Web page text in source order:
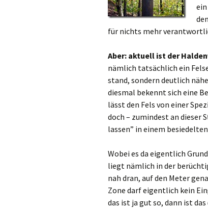
für nichts mehr
Aber: aktuell ist der
nämlich tatsächlich ein
stand, sondern deutlich
diesmal bekennt sich eine
lässt den Fels von einer
doch – zumindest an dieser
lassen” in einem
Wobei es da eigentlich
liegt nämlich in der
nah dran, auf den Meter
Zone darf eigentlich kein
das ist ja gut so, dann ist